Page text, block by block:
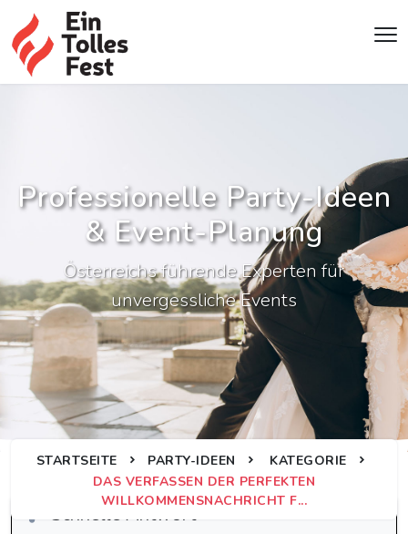
Professionelle Party-Ideen
& Event-Planung
Österreichs führende Experten für
unvergessliche Events
STARTSEITE PARTY-IDEEN
KATEGORIE
DAS VERFASSEN DER PERFEKTEN
WILLKOMMENSNACHRICHT F...
Schnelle Antwort